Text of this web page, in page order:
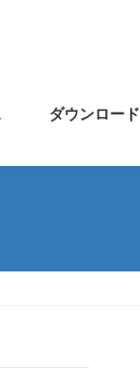
ダウンロード